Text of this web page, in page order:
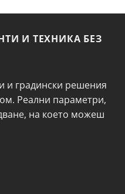
И ТЕХНИКА БЕЗ
и градински решения
Реални параметри,
на което можеш